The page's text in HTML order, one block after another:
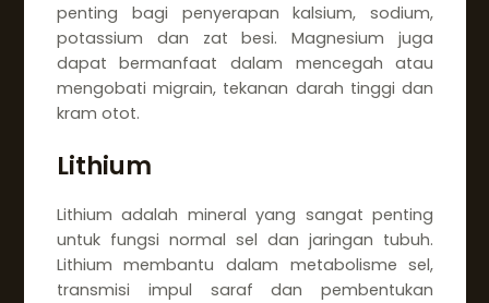
penting bagi penyerapan kalsium, sodium,
potassium dan zat besi. Magnesium juga
dapat bermanfaat dalam mencegah atau
mengobati migrain, tekanan darah tinggi dan
kram otot.
Lithium
Lithium adalah mineral yang sangat penting
untuk fungsi normal sel dan jaringan tubuh.
Lithium membantu dalam metabolisme sel,
transmisi impul saraf dan pembentukan